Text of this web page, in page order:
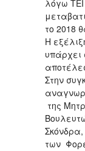
λόγω
το 2018
Η
υπάρχει
Στην
της
των